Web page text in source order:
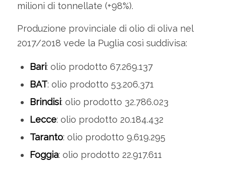
milioni di tonnellate (+98%).
Produzione provinciale di olio di oliva nel
2017/2018 vede la Puglia così suddivisa:
Bari: olio prodotto 67.269.137
BAT: olio prodotto 53.206.371
Brindisi: olio prodotto 32.786.023
Lecce: olio prodotto 20.184.432
Taranto: olio prodotto 9.619.295
Foggia: olio prodotto 22.917.611